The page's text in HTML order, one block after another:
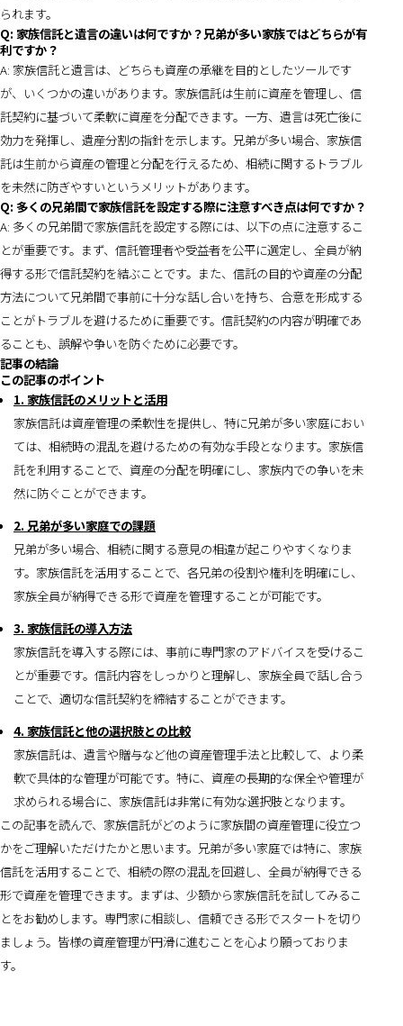
られます。
Q: 家族信託と遺言の違いは何ですか？兄弟が多い家族ではどちらが有
利ですか？
A: 家族信託と遺言は、どちらも資産の承継を目的としたツールです
が、いくつかの違いがあります。家族信託は生前に資産を管理し、信
託契約に基づいて柔軟に資産を分配できます。一方、遺言は死亡後に
効力を発揮し、遺産分割の指針を示します。兄弟が多い場合、家族信
託は生前から資産の管理と分配を行えるため、相続に関するトラブル
を未然に防ぎやすいというメリットがあります。
Q: 多くの兄弟間で家族信託を設定する際に注意すべき点は何ですか？
A: 多くの兄弟間で家族信託を設定する際には、以下の点に注意するこ
とが重要です。まず、信託管理者や受益者を公平に選定し、全員が納
得する形で信託契約を結ぶことです。また、信託の目的や資産の分配
方法について兄弟間で事前に十分な話し合いを持ち、合意を形成する
ことがトラブルを避けるために重要です。信託契約の内容が明確であ
ることも、誤解や争いを防ぐために必要です。
記事の結論
この記事のポイント
1. 家族信託のメリットと活用
家族信託は資産管理の柔軟性を提供し、特に兄弟が多い家庭におい
ては、相続時の混乱を避けるための有効な手段となります。家族信
託を利用することで、資産の分配を明確にし、家族内での争いを未
然に防ぐことができます。
2. 兄弟が多い家庭での課題
兄弟が多い場合、相続に関する意見の相違が起こりやすくなりま
す。家族信託を活用することで、各兄弟の役割や権利を明確にし、
家族全員が納得できる形で資産を管理することが可能です。
3. 家族信託の導入方法
家族信託を導入する際には、事前に専門家のアドバイスを受けるこ
とが重要です。信託内容をしっかりと理解し、家族全員で話し合う
ことで、適切な信託契約を締結することができます。
4. 家族信託と他の選択肢との比較
家族信託は、遺言や贈与など他の資産管理手法と比較して、より柔
軟で具体的な管理が可能です。特に、資産の長期的な保全や管理が
求められる場合に、家族信託は非常に有効な選択肢となります。
この記事を読んで、家族信託がどのように家族間の資産管理に役立つ
かをご理解いただけたかと思います。兄弟が多い家庭では特に、家族
信託を活用することで、相続の際の混乱を回避し、全員が納得できる
形で資産を管理できます。まずは、少額から家族信託を試してみるこ
とをお勧めします。専門家に相談し、信頼できる形でスタートを切り
ましょう。皆様の資産管理が円滑に進むことを心より願っておりま
す。